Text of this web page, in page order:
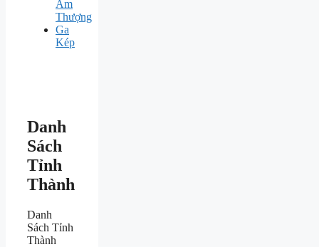
Ấm
Thượng
Ga
Kép
Danh
Sách
Tỉnh
Thành
Danh
Sách Tỉnh
Thành